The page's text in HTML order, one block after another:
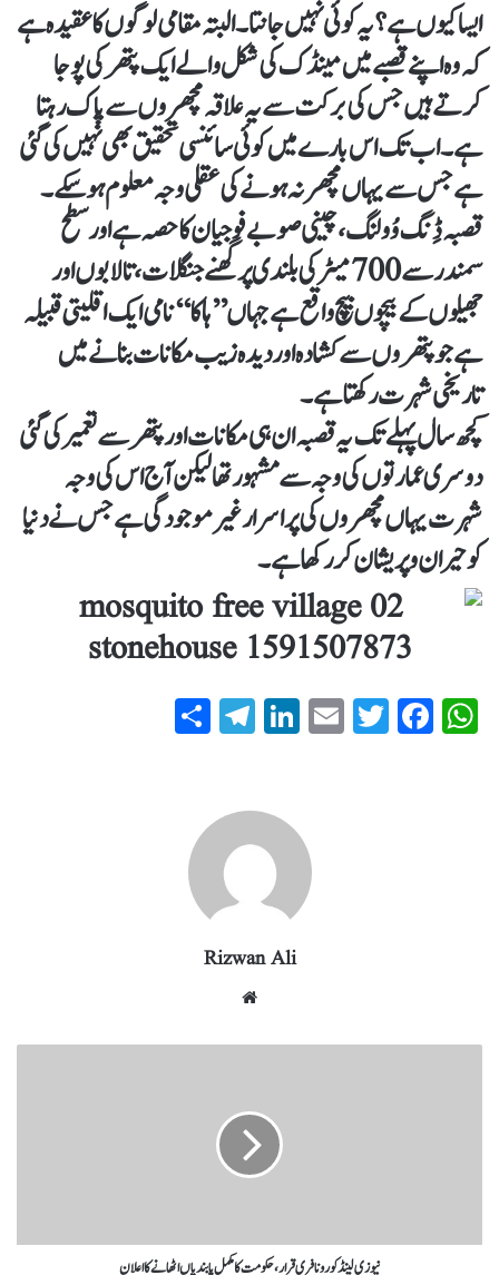
ایسا کیوں ہے؟ یہ کوئی نہیں جانتا۔ البتہ مقامی لوگوں کا عقیدہ ہے
کہ وہ اپنے قصبے میں مینڈک کی شکل والے ایک پتھر کی پوجا
کرتے ہیں جس کی برکت سے یہ علاقہ مچھروں سے پاک رہتا
ہے۔ اب تک اس بارے میں کوئی سائنسی تحقیق بھی نہیں کی گئی
ہے جس سے یہاں مچھر نہ ہونے کی عقلی وجہ معلوم ہوسکے۔
قصبہ ڈِنگ وُولنگ، چینی صوبے فوجیان کا حصہ ہے اور سطح
سمندر سے 700 میٹر کی بلندی پر گھنے جنگلات، تالابوں اور
جھیلوں کے بیچوں بیچ واقع ہے جہاں ’’ہاکا‘‘ نامی ایک اقلیتی قبیلہ
ہے جو پتھروں سے کشادہ اور دیدہ زیب مکانات بنانے میں
تاریخی شہرت رکھتا ہے۔
کچھ سال پہلے تک یہ قصبہ ان ہی مکانات اور پتھر سے تعمیر کی گئی
دوسری عمارتوں کی وجہ سے مشہور تھا لیکن آج اس کی وجہ
شہرت یہاں مچھروں کی پراسرار غیر موجودگی ہے جس نے دنیا
کو حیران و پریشان کر رکھا ہے۔
W
ha
Fa
ce
T
wi
E
m
Li
nk
In
T
el
ra
m
Rizwan Ali
نیوزی لینڈ کورونا فری قرار، حکومت کا مکمل پابندیاں اٹھانے کا اعلان